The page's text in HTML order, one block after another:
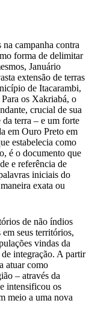
campanha contra
forma de delimitar
Januário
extensão de terras
de Itacarambi,
os Xakriabá, o
crucial de sua
terra – e um forte
em Ouro Preto em
estabelecia como
é o documento que
e referência de
iniciais do
exata ou
de não índios
seus territórios,
vindas da
integração. A partir
atuar como
– através da
intensificou os
meio a uma nova